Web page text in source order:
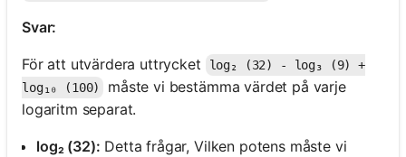
Svar:
För att utvärdera uttrycket
log₂ (32) - log₃ (9) +
log₁₀ (100)
måste vi bestämma värdet på varje
logaritm separat.
log₂ (32): Detta frågar, Vilken potens måste vi